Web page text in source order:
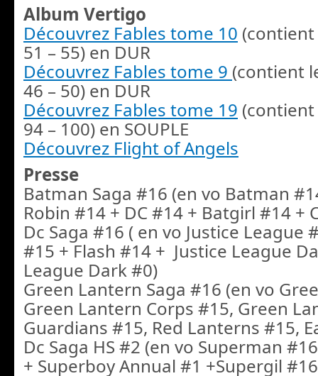
Album Vertigo
Découvrez Fables tome 10 (contient
51 – 55) en DUR
Découvrez Fables tome 9 (contient
46 – 50) en DUR
Découvrez Fables tome 19 (contient
94 – 100) en SOUPLE
Découvrez Flight of Angels
Presse
Batman Saga #16 (en vo Batman
Robin #14 + DC #14 + Batgirl #14 +
Dc Saga #16 ( en vo Justice League
#15 + Flash #14 + Justice League
League Dark #0)
Green Lantern Saga #16 (en vo
Green Lantern Corps #15, Green
Guardians #15, Red Lanterns #15,
Dc Saga HS #2 (en vo Superman
+ Superboy Annual #1 +Supergil